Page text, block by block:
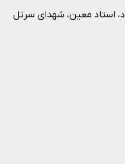
استاد معین، شهدای سرتل